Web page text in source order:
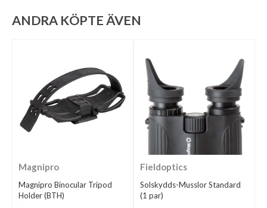
ANDRA KÖPTE ÄVEN
Magnipro
Magnipro Binocular Tripod
Holder (BTH)
Fieldoptics
Solskydds-Musslor Standard
(1 par)